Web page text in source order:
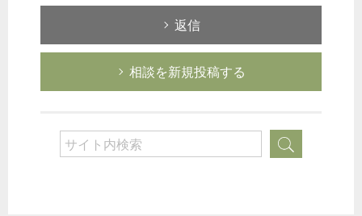
返信
相談を新規投稿する